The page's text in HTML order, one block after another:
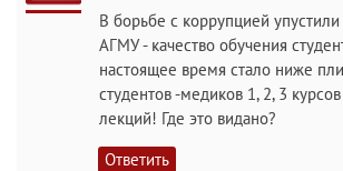
В борьбе с коррупцией
АГМУ - качество обучения
настоящее время стало ниже
студентов -медиков 1, 2, 3
лекций! Где это видано?
Ответить